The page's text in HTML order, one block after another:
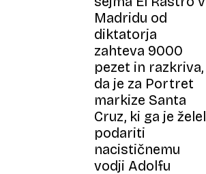
Madridu od
diktatorja
zahteva 9000
pezet in razkriva,
da je za Portret
markize Santa
Cruz, ki ga je želel
podariti
nacističnemu
vodji Adolfu